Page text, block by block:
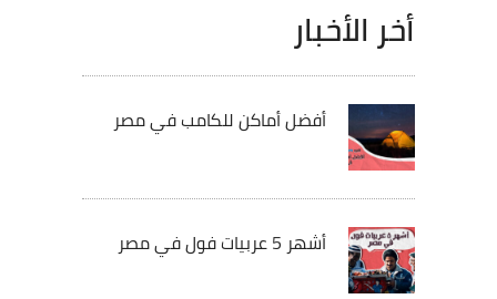
أخر الأخبار
أفضل أماكن للكامب في مصر
أشهر 5 عربيات فول في مصر